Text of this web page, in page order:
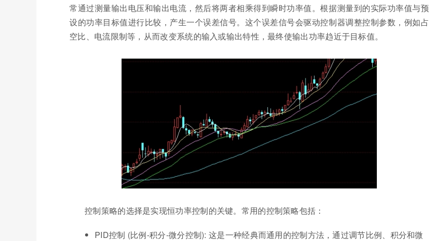
常通过测量输出电压和输出电流，然后将两者相乘得到瞬时功率值。根据测量到的实际功率值与预
设的功率目标值进行比较，产生一个误差信号。这个误差信号会驱动控制器调整控制参数，例如占
空比、电流限制等，从而改变系统的输入或输出特性，最终使输出功率趋近于目标值。
控制策略的选择是实现恒功率控制的关键。常用的控制策略包括：
PID控制 (比例-积分-微分控制): 这是一种经典而通用的控制方法，通过调节比例、积分和微